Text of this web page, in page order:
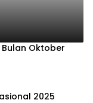
Bulan Oktober
2025